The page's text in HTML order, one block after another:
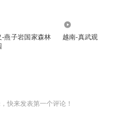
-燕子岩国家森林
越南-真武观
快来发表第一个评论！